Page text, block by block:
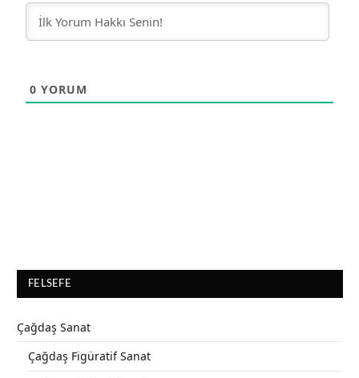
0 YORUM
FELSEFE
Çağdaş Sanat
Çağdaş Figüratif Sanat